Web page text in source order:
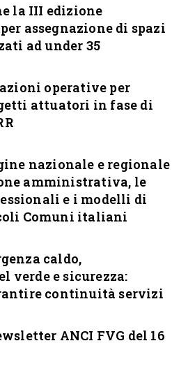
la III edizione
assegnazione di spazi
ad under 35
operative per
attuatori in fase di
nazionale e regionale
amministrativa, le
e i modelli di
Comuni italiani
caldo,
verde e sicurezza:
continuità servizi
ANCI FVG del 16